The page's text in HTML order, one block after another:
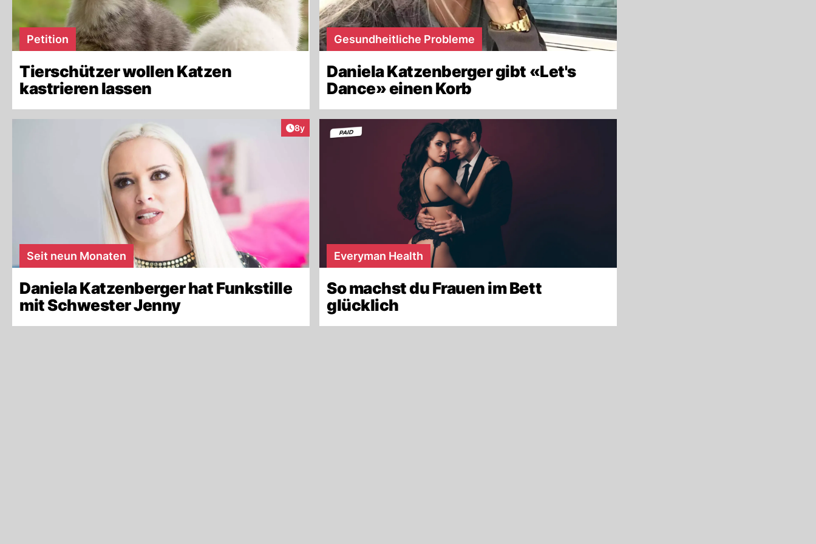
Petition
Tierschützer wollen Katzen
kastrieren lassen
Gesundheitliche Probleme
Daniela Katzenberger gibt «Let's
Dance» einen Korb
Artikel veröffentlicht:
8y
Seit neun Monaten
Daniela Katzenberger hat Funkstille
mit Schwester Jenny
Everyman Health
So machst du Frauen im Bett
glücklich